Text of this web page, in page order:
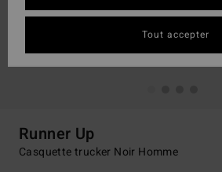
Runner Up
Casquette trucker Noir Homme
Tout accepter